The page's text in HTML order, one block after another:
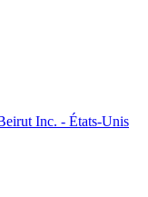
Inc. - États-Unis